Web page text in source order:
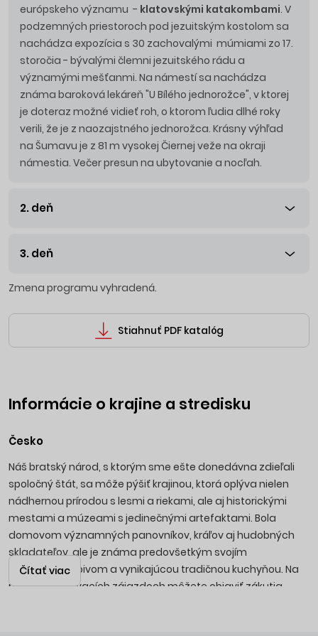
európskeho významu - klatovskými katakombami. V
podzemných priestoroch pod jezuitským kostolom sa
nachádza expozícia s 30 zachovalými múmiami zo 17.
storočia - bývalými člemni jezuitského rádu a
významými mešťanmi. Na námestí sa nachádza
známa baroková lekáreň "U Bílého jednorožce", v ktorej
je doteraz možné vidieť roh, o ktorom ľudia dlhé roky
verili, že je z naozajstného jednorožca. Krásny výhľad
na Šumavu je z 81 m vysokej Čiernej veže na okraji
námestia. Večer presun na ubytovanie a nocľah.
2. deň
3. deň
Zmena programu vyhradená.
Stiahnuť PDF katalóg
Informácie o krajine a stredisku
Česko
Náš bratský národ, s ktorým sme ešte donedávna zdieľali
spoločný štát, sa môže pýšiť krajinou, ktorá oplýva nielen
nádhernou prírodou s lesmi a riekami, ale aj historickými
mestami a múzeami s jedinečnými artefaktami. Bola
domovom významných panovníkov, kráľov aj hudobných
skladateľov, ale je známa predovšetkým svojím
osviežujúcim pivom a vynikajúcou tradičnou kuchyňou. Na
našich poznávacích zájazdoch môžete objaviť zákutia
Čítať viac